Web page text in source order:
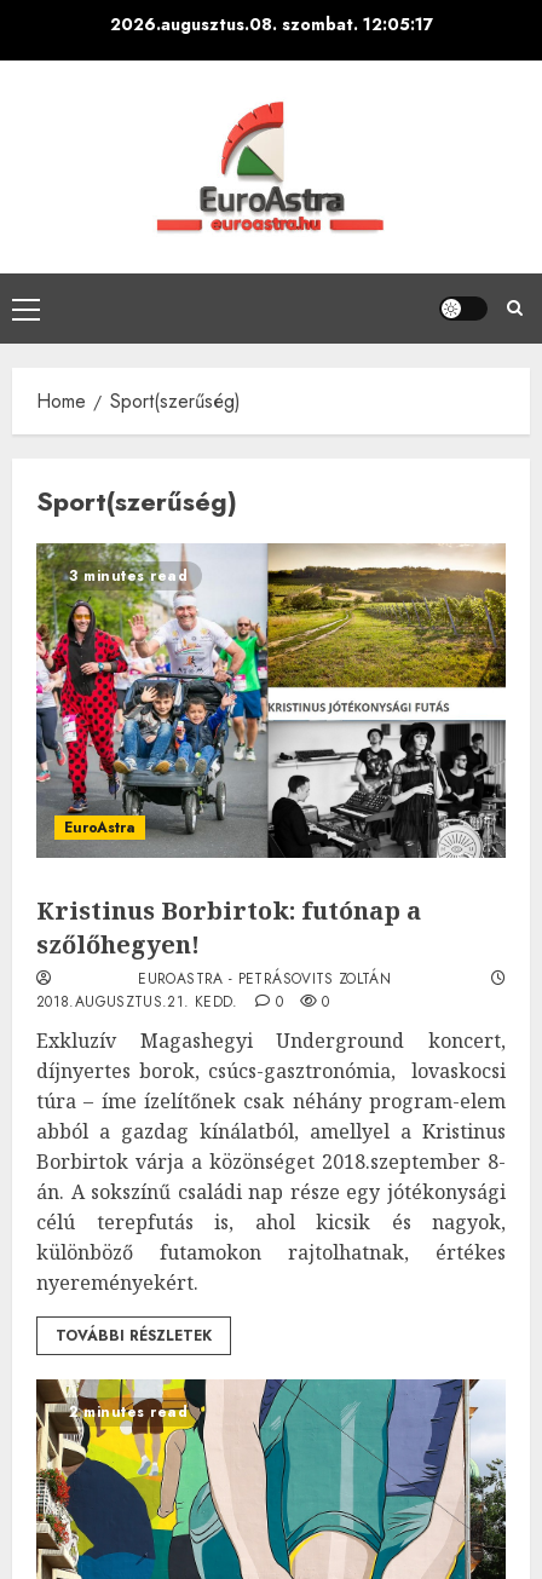
2026.augusztus.08. szombat. 12:05:18
Primary
Menu
Home Sport(szerűség)
Sport(szerűség)
3 minutes read
EuroAstra
Kristinus Borbirtok: futónap a
szőlőhegyen!
EUROASTRA - PETRÁSOVITS ZOLTÁN
2018.AUGUSZTUS.21. KEDD.
0 0
Exkluzív Magashegyi Underground koncert,
díjnyertes borok, csúcs-gasztronómia, lovaskocsi
túra – íme ízelítőnek csak néhány program-elem
abból a gazdag kínálatból, amellyel a Kristinus
Borbirtok várja a közönséget 2018.szeptember 8-
án. A sokszínű családi nap része egy jótékonysági
célú terepfutás is, ahol kicsik és nagyok,
különböző futamokon rajtolhatnak, értékes
nyereményekért.
TOVÁBBI RÉSZLETEK
2 minutes read